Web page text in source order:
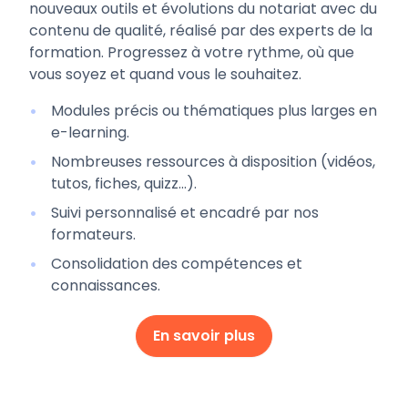
nouveaux outils et évolutions du notariat avec du
contenu de qualité, réalisé par des experts de la
formation. Progressez à votre rythme, où que
vous soyez et quand vous le souhaitez.
Modules précis ou thématiques plus larges en
e-learning.
Nombreuses ressources à disposition (vidéos,
tutos, fiches, quizz...).
Suivi personnalisé et encadré par nos
formateurs.
Consolidation des compétences et
connaissances.
En savoir plus